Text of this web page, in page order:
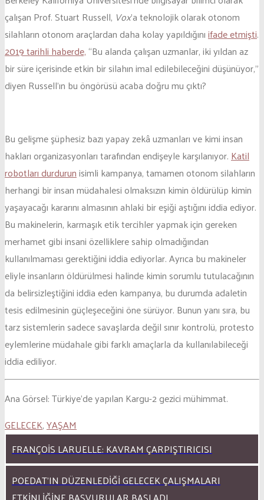
çalışan Prof. Stuart Russell, Vox’a teknolojik olarak otonom
silahların otonom araçlardan daha kolay yapıldığınıifade etmişti.
2019 tarihli haberde,“Bu alanda çalışan uzmanlar, iki yıldan az
bir süre içerisinde etkin bir silahın imal edilebileceğini düşünüyor,”
diyen Russell’ın bu öngörüsü acaba doğru mu çıktı?
Bu gelişme şüphesiz bazı yapay zekâ uzmanları ve kimi insan
hakları organizasyonları tarafından endişeyle karşılanıyor.Katil
robotları durdurunisimli kampanya, tamamen otonom silahların
herhangi bir insan müdahalesi olmaksızın kimin öldürülüp kimin
yaşayacağı kararını almasının ahlaki bir eşiği aştığını iddia ediyor.
Bu makinelerin, karmaşık etik tercihler yapmak için gereken
merhamet gibi insani özelliklere sahip olmadığından
kullanılmaması gerektiğini iddia ediyorlar. Ayrıca bu makineler
eliyle insanların öldürülmesi halinde kimin sorumlu tutulacağının
da belirsizleştiğini iddia eden kampanya, bu durumda adaletin
tesis edilmesinin güçleşeceğini öne sürüyor. Bunun yanı sıra, bu
tarz sistemlerin sadece savaşlarda değil sınır kontrolü, protesto
eylemlerine müdahale gibi farklı amaçlarla da kullanılabileceği
iddia ediliyor.
Ana Görsel: Türkiye’de yapılan Kargu-2 gezici mühimmat.
GELECEK,YAŞAM
FRANÇOIS LARUELLE: KAVRAM ÇARPIŞTIRICISI
POEDAT’IN DÜZENLEDIĞI GELECEK ÇALIŞMALARI